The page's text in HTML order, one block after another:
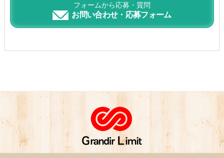
フォームから応募・質問
お問い合わせ・応募フォーム